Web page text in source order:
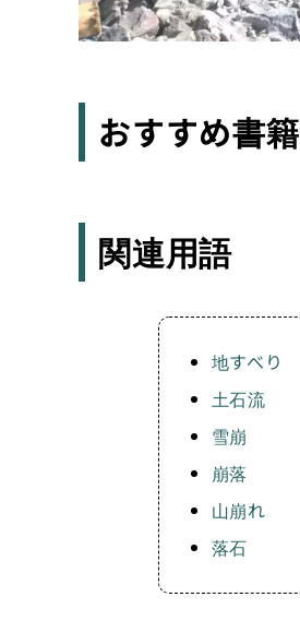
おすすめ書籍
関連用語
地すべり
土石流
雪崩
崩落
山崩れ
落石